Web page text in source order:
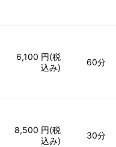
6,100 円(税
込み)
60分
8,500 円(税
込み)
30分